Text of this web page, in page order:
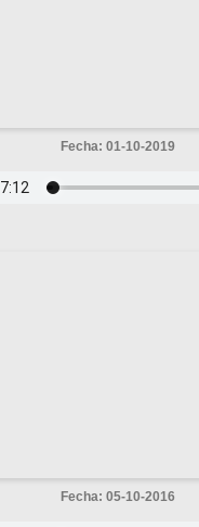
Fecha: 01-10-2019
Fecha: 05-10-2016